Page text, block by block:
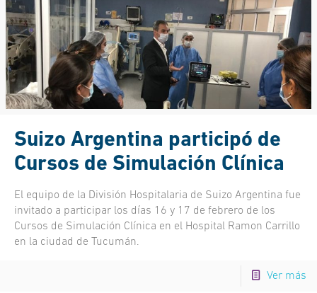
Suizo Argentina participó de
Cursos de Simulación Clínica
El equipo de la División Hospitalaria de Suizo Argentina fue
invitado a participar los días 16 y 17 de febrero de los
Cursos de Simulación Clínica en el Hospital Ramon Carrillo
en la ciudad de Tucumán.
Ver más